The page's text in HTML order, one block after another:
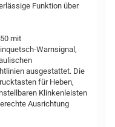
Funktion über
mit
Warnsignal,
ausgestattet. Die
für Heben,
Klinkenleisten
Ausrichtung